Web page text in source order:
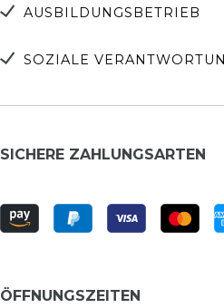
AUSBILDUNGSBETRIEB
SOZIALE
SICHERE ZAHLUNGSARTEN
ÖFFNUNGSZEITEN